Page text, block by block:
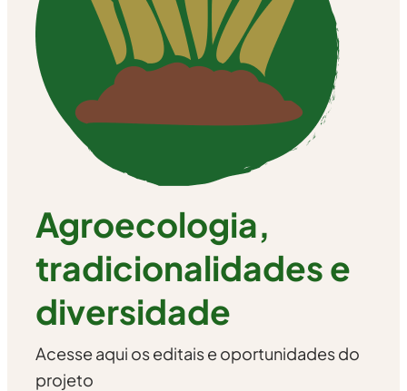
Agroecologia,
tradicionalidades e
diversidade
Acesse aqui os editais e oportunidades do
projeto